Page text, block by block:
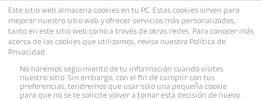
Este sitio web almacena cookies en tu PC. Estas cookies sirven para
mejorar nuestro sitio web y ofrecer servicios más personalizados,
tanto en este sitio web como a través de otras redes. Para conocer más
acerca de las cookies que utilizamos, revisa nuestra Política de
Privacidad.
No haremos seguimiento de tu información cuando visites
nuestro sitio. Sin embargo, con el fin de cumplir con tus
preferencias, tendremos que usar solo una pequeña cookie
para que no se te solicite volver a tomar esta decisión de nuevo.
MENÚ